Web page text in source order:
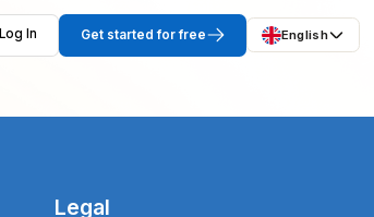
Log In Get started for free English
Legal